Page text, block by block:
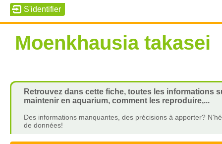
Moenkhausia takasei
Retrouvez dans cette fiche, toutes les informations
maintenir en aquarium, comment les reproduire,...
Des informations manquantes, des précisions à apporter?
de données!